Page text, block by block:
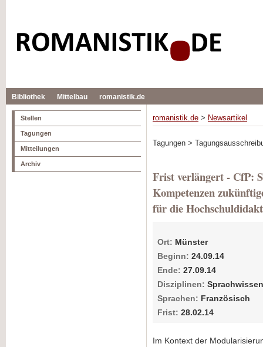
Bibliothek Mittelbau romanistik.de
Stellen
Tagungen
Mitteilungen
Archiv
romanistik.de > Newsartikel
Tagungen >
Frist verlängert - CfP:
Kompetenzen
für die
Ort: Münster
Beginn: 24.09.14
Ende: 27.09.14
Disziplinen:
Sprachen: Französisch
Frist: 28.02.14
Im Kontext der